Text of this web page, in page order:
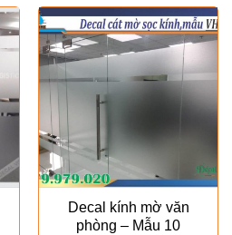
Decal kính mờ văn
phòng – Mẫu 10